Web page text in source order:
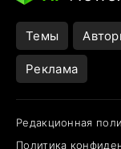
Темы
Реклама
Редакционная
Политика